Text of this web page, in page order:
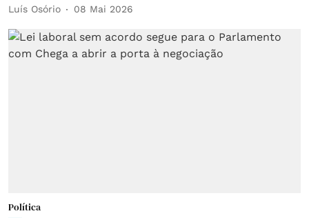
Luís Osório 08 Mai 2026
Política